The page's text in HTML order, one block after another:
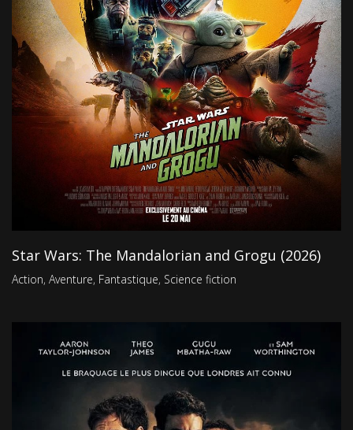
Star Wars: The Mandalorian and Grogu (2026)
Action, Aventure, Fantastique, Science fiction